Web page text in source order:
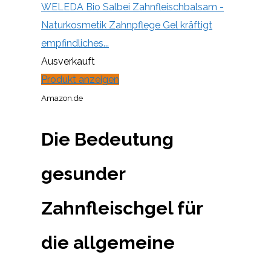
WELEDA Bio Salbei Zahnfleischbalsam -
Naturkosmetik Zahnpflege Gel kräftigt
empfindliches...
Ausverkauft
Produkt anzeigen
Amazon.de
Die Bedeutung
gesunder
Zahnfleischgel für
die allgemeine